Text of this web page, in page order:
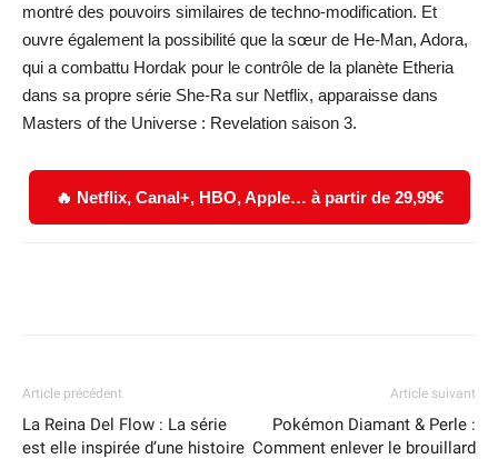
montré des pouvoirs similaires de techno-modification. Et
ouvre également la possibilité que la sœur de He-Man, Adora,
qui a combattu Hordak pour le contrôle de la planète Etheria
dans sa propre série She-Ra sur Netflix, apparaisse dans
Masters of the Universe : Revelation saison 3.
🔥 Netflix, Canal+, HBO, Apple… à partir de 29,99€
Article précédent
La Reina Del Flow : La série
est elle inspirée d’une histoire
Article suivant
Pokémon Diamant & Perle :
Comment enlever le brouillard